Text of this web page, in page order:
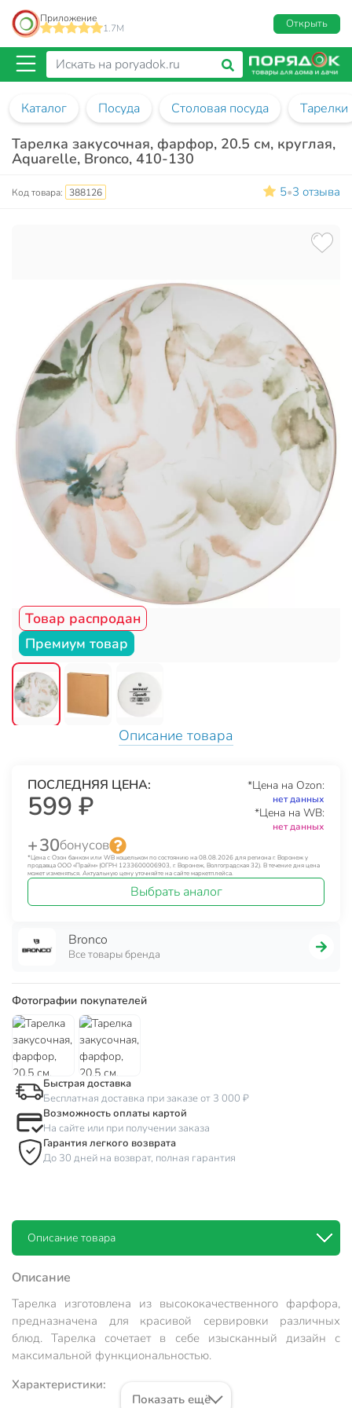
Приложение
1.7M
Открыть
Каталог Посуда Столовая посуда Тарелки
Тарелка закусочная, фарфор, 20.5 см, круглая,
Aquarelle, Bronco, 410-130
Код товара: 388126 5•3 отзыва
Товар распродан
Премиум товар
Описание товара
ПОСЛЕДНЯЯ ЦЕНА:
599 ₽
*Цена на Ozon:
нет данных
*Цена на WB:
нет данных
+ 30бонусов
*Цена с Озон банком или WB кошельком по состоянию на 08.08.2026 для региона г. Воронеж у
продавца ООО «Прайм» (ОГРН 1233600006903, г. Воронеж, Волгоградская 32). В течение дня цена
может изменяться. Актуальную цену уточняйте на сайте маркетплейса.
Выбрать аналог
Bronco
Все товары бренда
Фотографии покупателей
Быстрая доставка
Бесплатная доставка при заказе от 3 000 ₽
Возможность оплаты картой
На сайте или при получении заказа
Гарантия легкого возврата
До 30 дней на возврат, полная гарантия
Описание товара
Описание
Тарелка изготовлена из высококачественного фарфора,
предназначена для красивой сервировки различных
блюд. Тарелка сочетает в себе изысканный дизайн с
максимальной функциональностью.
Характеристики:
Показать ещё